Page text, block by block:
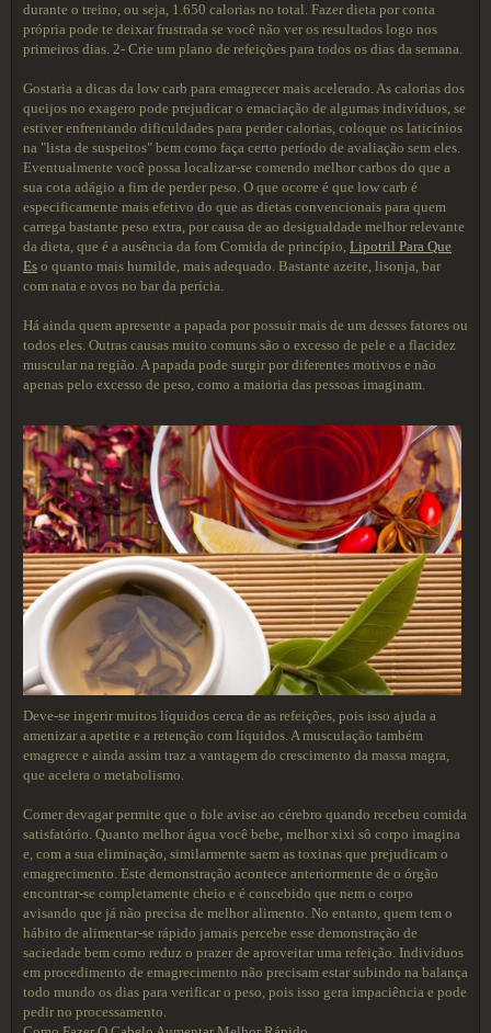
durante o treino, ou seja, 1.650 calorias no total. Fazer dieta por conta
própria pode te deixar frustrada se você não ver os resultados logo nos
primeiros dias. 2- Crie um plano de refeições para todos os dias da semana.
Gostaria a dicas da low carb para emagrecer mais acelerado. As calorias dos
queijos no exagero pode prejudicar o emaciação de algumas indivíduos, se
estiver enfrentando dificuldades para perder calorias, coloque os laticínios
na "lista de suspeitos" bem como faça certo período de avaliação sem eles.
Eventualmente você possa localizar-se comendo melhor carbos do que a
sua cota adágio a fim de perder peso. O que ocorre é que low carb é
especificamente mais efetivo do que as dietas convencionais para quem
carrega bastante peso extra, por causa de ao desigualdade melhor relevante
da dieta, que é a ausência da fom Comida de princípio, Lipotril Para Que
Es o quanto mais humilde, mais adequado. Bastante azeite, lisonja, bar
com nata e ovos no bar da perícia.
Há ainda quem apresente a papada por possuir mais de um desses fatores ou
todos eles. Outras causas muito comuns são o excesso de pele e a flacidez
muscular na região. A papada pode surgir por diferentes motivos e não
apenas pelo excesso de peso, como a maioria das pessoas imaginam.
Deve-se ingerir muitos líquidos cerca de as refeições, pois isso ajuda a
amenizar a apetite e a retenção com líquidos. A musculação também
emagrece e ainda assim traz a vantagem do crescimento da massa magra,
que acelera o metabolismo.
Comer devagar permite que o fole avise ao cérebro quando recebeu comida
satisfatório. Quanto melhor água você bebe, melhor xixi sô corpo imagina
e, com a sua eliminação, similarmente saem as toxinas que prejudicam o
emagrecimento. Este demonstração acontece anteriormente de o órgão
encontrar-se completamente cheio e é concebido que nem o corpo
avisando que já não precisa de melhor alimento. No entanto, quem tem o
hábito de alimentar-se rápido jamais percebe esse demonstração de
saciedade bem como reduz o prazer de aproveitar uma refeição. Indivíduos
em procedimento de emagrecimento não precisam estar subindo na balança
todo mundo os dias para verificar o peso, pois isso gera impaciência e pode
pedir no processamento.